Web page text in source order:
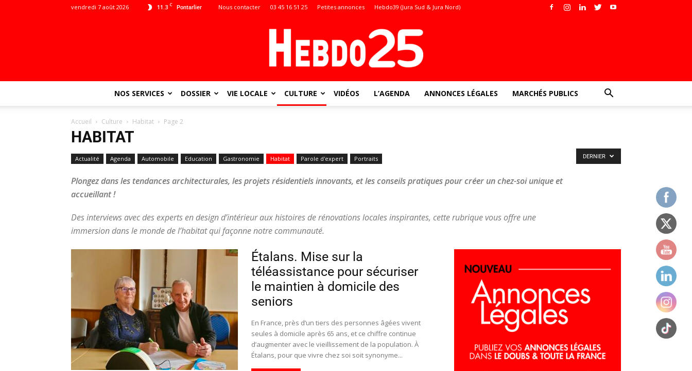
11.3 C Pontarlier
vendredi 7 août 2026 Nous contacter 03 45 16 51 25 Petites annonces Hebdo39 (Jura Sud & Jura Nord)
NOS SERVICES DOSSIER VIE LOCALE CULTURE VIDÉOS L’AGENDA ANNONCES LÉGALES MARCHÉS PUBLICS
Accueil Culture Habitat Page 2
HABITAT
Actualité Agenda Automobile Education Gastronomie Habitat Parole d'expert Portraits
Plongez dans les tendances architecturales, les projets résidentiels innovants, et les conseils pratiques pour créer un chez-soi unique et
accueillant !
Des interviews avec des experts en design d’intérieur aux histoires de rénovations locales inspirantes, cette rubrique vous offre une
immersion dans le monde de l’habitat qui façonne notre communauté.
DERNIER
Étalans. Mise sur la
téléassistance pour sécuriser
le maintien à domicile des
seniors
En France, près d’un tiers des personnes âgées vivent
seules à domicile après 65 ans, et ce chiffre continue
d’augmenter avec le vieillissement de la population. À
Étalans, pour que vivre chez soi soit synonyme...